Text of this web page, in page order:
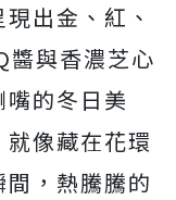
出金、紅、
醬與香濃芝心
的冬日美
像藏在花環
，熱騰騰的